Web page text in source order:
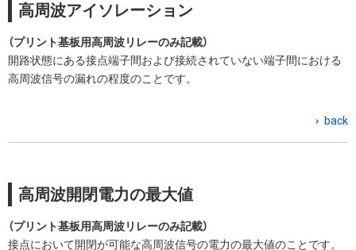
高周波アイソレーション
（プリント基板用高周波リレーのみ記載）
開路状態にある接点端子間および接続されていない端子間における
高周波信号の漏れの程度のことです。
back
高周波開閉電力の最大値
（プリント基板用高周波リレーのみ記載）
接点において開閉が可能な高周波信号の電力の最大値のことです。